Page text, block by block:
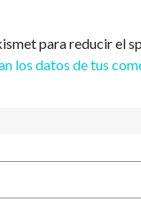
para reducir el
los datos de tus